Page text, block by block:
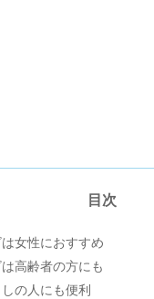
目次
女性におすすめ
高齢者の方にも
の人にも便利